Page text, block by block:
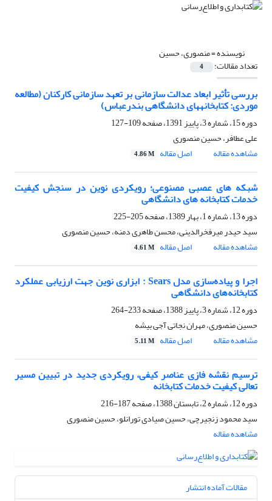
نویسنده =منصوری، حسین
تعداد مقالات: 4
بررسی تأثیر ابعاد عدالت سازمانی بر تعهد سازمانی کارکنان (مطالعه
موردی: کتابخانه‎های دانشگاهی بندرعباس)
دوره 15، شماره 3، پاییز 1391، صفحه
109-127
علی عطافر، حسین منصوری
مشاهده مقاله
اصل مقاله 4.86 M
شبکه های عصبی مصنوعی؛ رویکردی نوین در سنجش کیفیت
خدمات کتابخانه های دانشگاهی
دوره 13، شماره 1، بهار 1389، صفحه
205-225
سید حیدر میرفخرالدینی، محسن طاهری دمنه، حسین منصوری
مشاهده مقاله
اصل مقاله 4.61 M
اجرا و پیاده‌سازی مدل Sears : ابزاری نوین جهت ارزیابی عملکرد
کتابخانه‌های دانشگاهی
دوره 12، شماره 3، پاییز 1388، صفحه
233-264
حسین منصوری، مهران نجاتی آجی بیشه
مشاهده مقاله
اصل مقاله 5.11 M
ترسیم نقشه فازی عناصر کیفی، رویکردی جدید در تبیین مسیر
تعالی کیفیت‌ خدمات ‌کتابخانه
دوره 12، شماره 2، تابستان 1388، صفحه
187-216
سید محمود زنجیرچی، حسین صیادی تورانلو، حسین منصوری
مشاهده مقاله
مقالات آماده انتشار